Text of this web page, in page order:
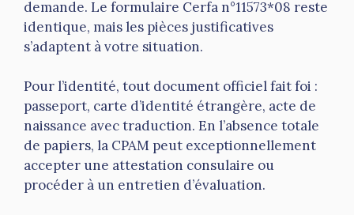
demande. Le formulaire Cerfa n°11573*08 reste
identique, mais les pièces justificatives
s’adaptent à votre situation.
Pour l’identité, tout document officiel fait foi :
passeport, carte d’identité étrangère, acte de
naissance avec traduction. En l’absence totale
de papiers, la CPAM peut exceptionnellement
accepter une attestation consulaire ou
procéder à un entretien d’évaluation.